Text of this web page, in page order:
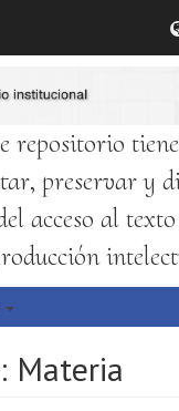
repositorio
preservar y
acceso al
Materia